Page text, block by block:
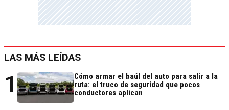
LAS MÁS LEÍDAS
1
Cómo armar el baúl del auto para salir a la
ruta: el truco de seguridad que pocos
conductores aplican